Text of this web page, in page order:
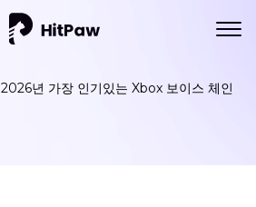
2026년 가장 인기있는 Xbox 보이스 체인